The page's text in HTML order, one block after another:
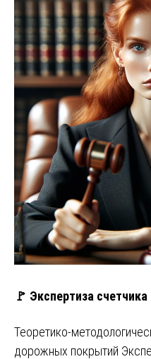
🚩 Экспертиза
Теоретико-
дорожных покрытий